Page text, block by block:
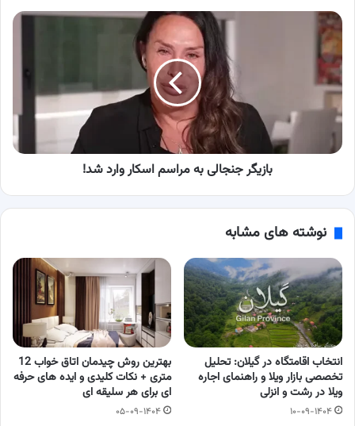
بازیگر
جنجالی
به
مراسم
اسکار
وارد
شد!
بازیگر جنجالی به مراسم اسکار وارد شد!
نوشته های مشابه
انتخاب اقامتگاه در گیلان: تحلیل
تخصصی بازار ویلا و راهنمای اجاره
ویلا در رشت و انزلی
۱۰-۰۹-۱۴۰۴
بهترین روش چیدمان اتاق خواب 12
متری + نکات کلیدی و ایده های حرفه
ای برای هر سلیقه ای
۰۵-۰۹-۱۴۰۴